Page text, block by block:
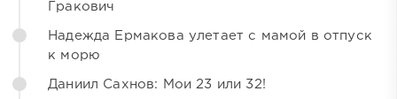
Гракович
Надежда Ермакова улетает с мамой в отпуск
к морю
Даниил Сахнов: Мои 23 или 32!